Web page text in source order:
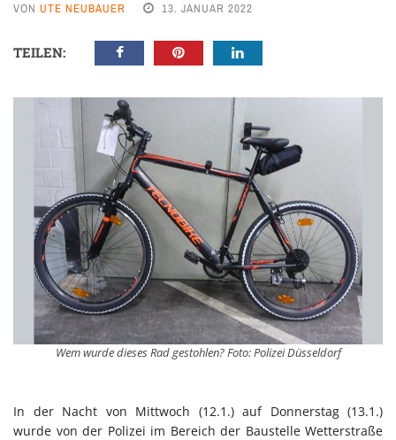
VON UTE NEUBAUER 13. JANUAR 2022
TEILEN:
Wem wurde dieses Rad gestohlen? Foto: Polizei Düsseldorf
In der Nacht von Mittwoch (12.1.) auf Donnerstag (13.1.)
wurde von der Polizei im Bereich der Baustelle Wetterstraße